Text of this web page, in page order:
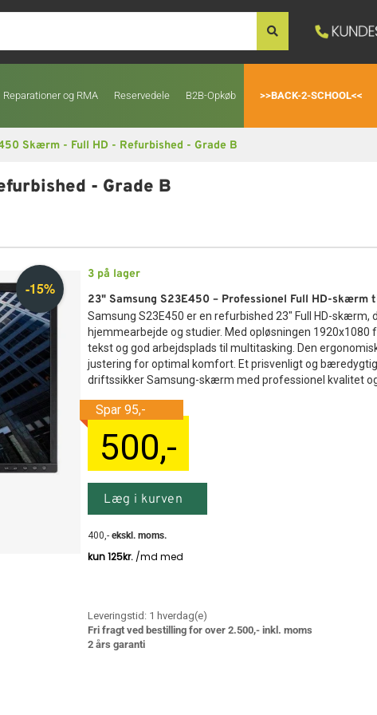
Reparationer og RMA Reservedele B2B-Opkøb >>BACK-2-SCHOOL<<
Skærm - Full HD - Refurbished - Grade B
- Grade B
3 på lager
23" Samsung S23E450 – Professionel Full HD-
Samsung S23E450 er en refurbished 23" Full HD-skærm,
hjemmearbejde og studier. Med opløsningen 1920x1080
tekst og god arbejdsplads til multitasking. Den
justering for optimal komfort. Et prisvenligt og
driftssikker Samsung-skærm med professionel kvalitet
500,-
Læg i kurven
400,- ekskl. moms.
Leveringstid: 1 hverdag(e)
Fri fragt ved bestilling for over 2.500,- inkl. moms
2 års garanti